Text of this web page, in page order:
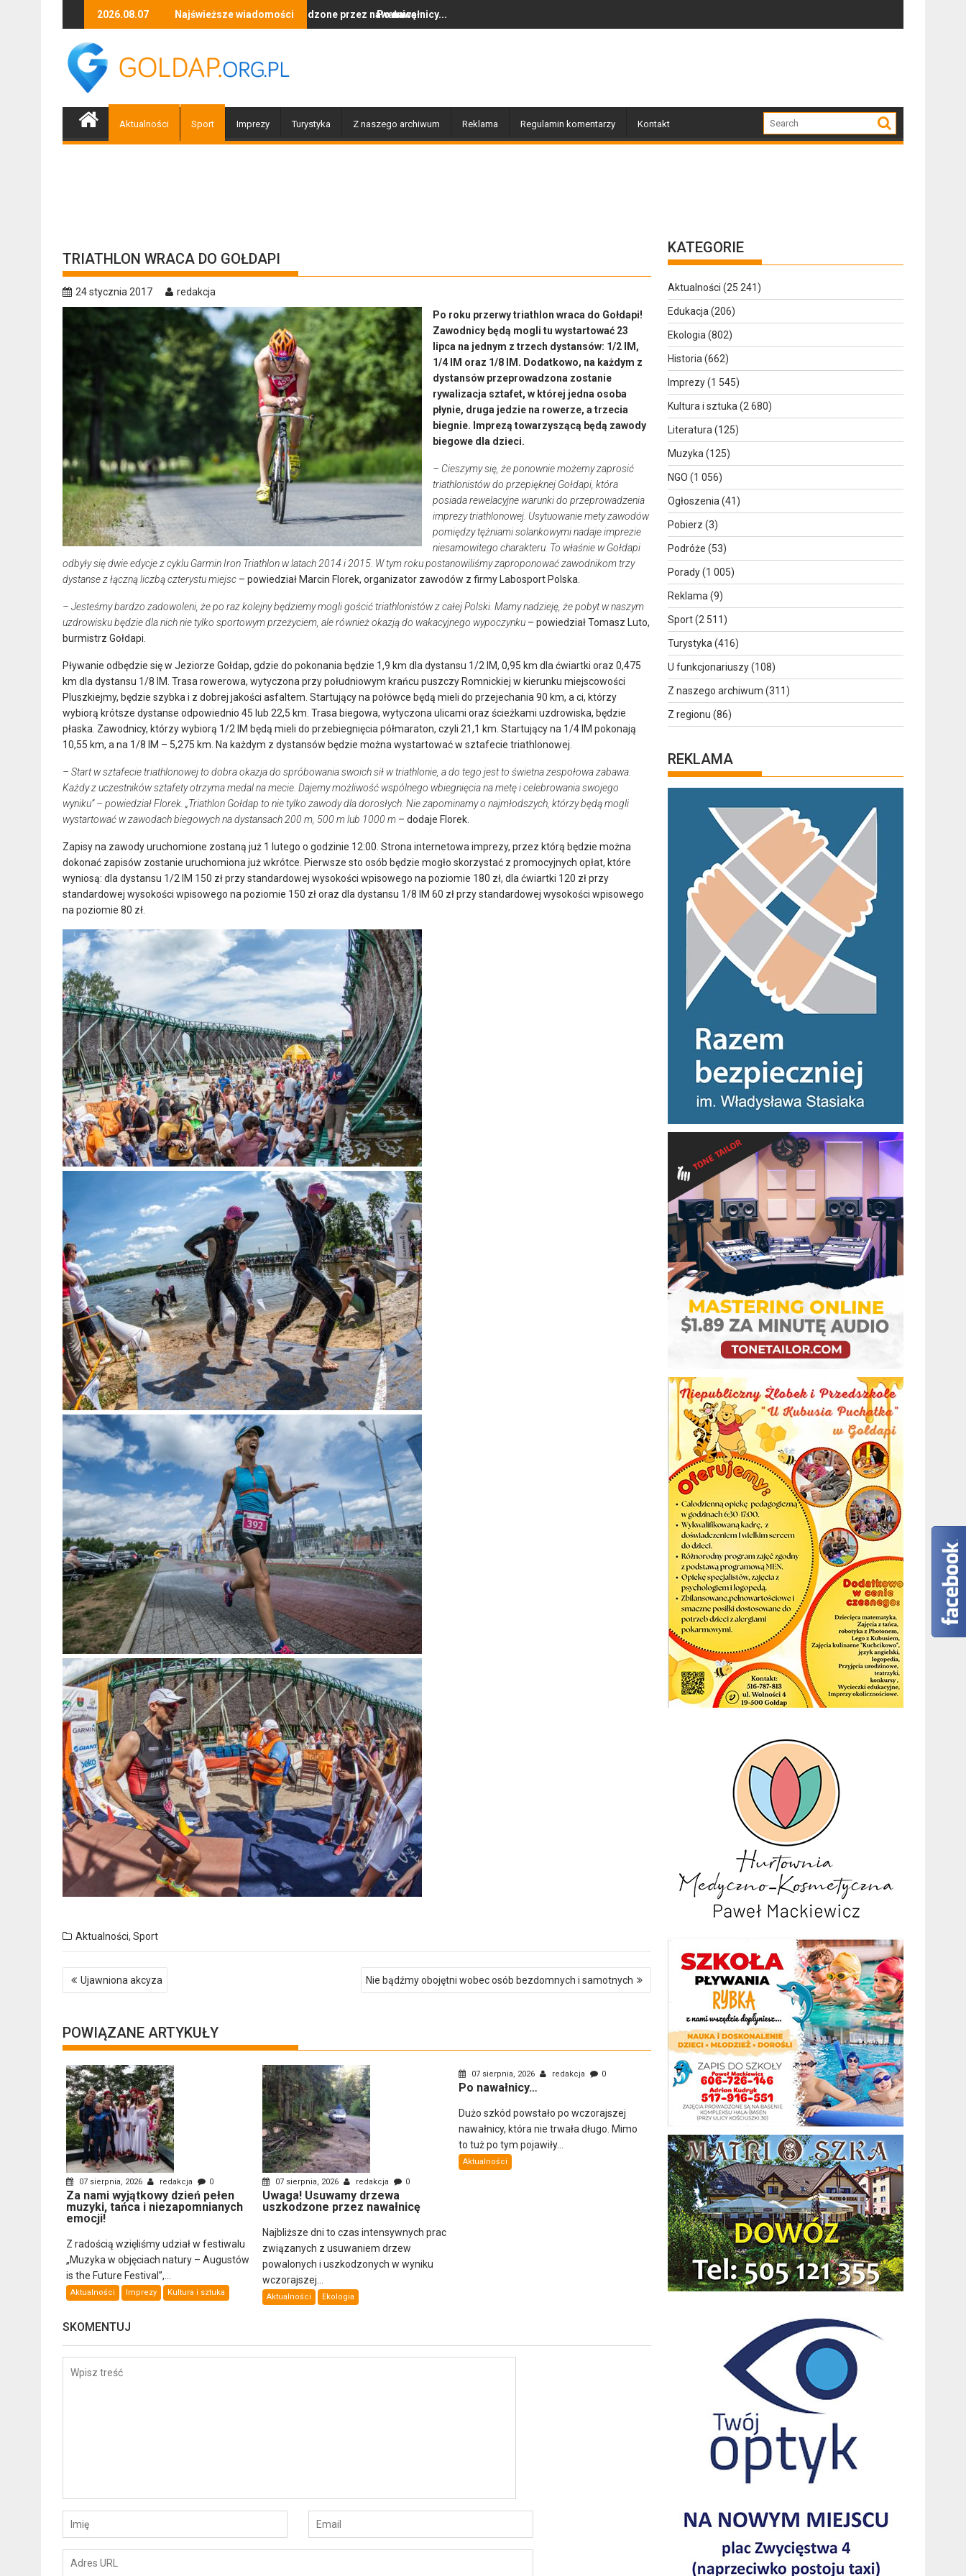
2026.08.07 Najświeższe wiadomości
tańca i niezapomnianych emocji!
Uwaga! Usuwamy drzewa uszkodzone przez nawałnicę
Po nawałnicy...
Aktualności Sport Imprezy Turystyka Z naszego archiwum Reklama Regulamin komentarzy Kontakt
TRIATHLON WRACA DO GOŁDAPI
24 stycznia 2017
redakcja
Po roku przerwy triathlon wraca do Gołdapi!
Zawodnicy będą mogli tu wystartować 23
lipca na jednym z trzech dystansów: 1/2 IM,
1/4 IM oraz 1/8 IM. Dodatkowo, na każdym z
dystansów przeprowadzona zostanie
rywalizacja sztafet, w której jedna osoba
płynie, druga jedzie na rowerze, a trzecia
biegnie. Imprezą towarzyszącą będą zawody
biegowe dla dzieci.
– Cieszymy się, że ponownie możemy zaprosić
triathlonistów do przepięknej Gołdapi, która
posiada rewelacyjne warunki do przeprowadzenia
imprezy triathlonowej. Usytuowanie mety zawodów
pomiędzy tężniami solankowymi nadaje imprezie
niesamowitego charakteru. To właśnie w Gołdapi
odbyły się dwie edycje z cyklu Garmin Iron Triathlon w latach 2014 i 2015. W tym roku postanowiliśmy zaproponować zawodnikom trzy
dystanse z łączną liczbą czterystu miejsc – powiedział Marcin Florek, organizator zawodów z firmy Labosport Polska.
– Jesteśmy bardzo zadowoleni, że po raz kolejny będziemy mogli gościć triathlonistów z całej Polski. Mamy nadzieję, że pobyt w naszym
uzdrowisku będzie dla nich nie tylko sportowym przeżyciem, ale również okazją do wakacyjnego wypoczynku – powiedział Tomasz Luto,
burmistrz Gołdapi.
Pływanie odbędzie się w Jeziorze Gołdap, gdzie do pokonania będzie 1,9 km dla dystansu 1/2 IM, 0,95 km dla ćwiartki oraz 0,475
km dla dystansu 1/8 IM. Trasa rowerowa, wytyczona przy południowym krańcu puszczy Romnickiej w kierunku miejscowości
Pluszkiejmy, będzie szybka i z dobrej jakości asfaltem. Startujący na połówce będą mieli do przejechania 90 km, a ci, którzy
wybiorą krótsze dystanse odpowiednio 45 lub 22,5 km. Trasa biegowa, wytyczona ulicami oraz ścieżkami uzdrowiska, będzie
płaska. Zawodnicy, którzy wybiorą 1/2 IM będą mieli do przebiegnięcia półmaraton, czyli 21,1 km. Startujący na 1/4 IM pokonają
10,55 km, a na 1/8 IM – 5,275 km. Na każdym z dystansów będzie można wystartować w sztafecie triathlonowej.
– Start w sztafecie triathlonowej to dobra okazja do spróbowania swoich sił w triathlonie, a do tego jest to świetna zespołowa zabawa.
Każdy z uczestników sztafety otrzyma medal na mecie. Dajemy możliwość wspólnego wbiegnięcia na metę i celebrowania swojego
wyniku” – powiedział Florek. „Triathlon Gołdap to nie tylko zawody dla dorosłych. Nie zapominamy o najmłodszych, którzy będą mogli
wystartować w zawodach biegowych na dystansach 200 m, 500 m lub 1000 m – dodaje Florek.
Zapisy na zawody uruchomione zostaną już 1 lutego o godzinie 12:00. Strona internetowa imprezy, przez którą będzie można
dokonać zapisów zostanie uruchomiona już wkrótce. Pierwsze sto osób będzie mogło skorzystać z promocyjnych opłat, które
wyniosą: dla dystansu 1/2 IM 150 zł przy standardowej wysokości wpisowego na poziomie 180 zł, dla ćwiartki 120 zł przy
standardowej wysokości wpisowego na poziomie 150 zł oraz dla dystansu 1/8 IM 60 zł przy standardowej wysokości wpisowego
na poziomie 80 zł.
Aktualności, Sport
Nawigacja
wpisu
Ujawniona akcyza Nie bądźmy obojętni wobec osób bezdomnych i samotnych
POWIĄZANE ARTYKUŁY
07 sierpnia, 2026 redakcja 0
Za nami wyjątkowy dzień pełen
muzyki, tańca i niezapomnianych
emocji!
Z radością wzięliśmy udział w festiwalu
„Muzyka w objęciach natury – Augustów
is the Future Festival”,...
Aktualności Imprezy Kultura i sztuka
07 sierpnia, 2026 redakcja 0
Uwaga! Usuwamy drzewa
uszkodzone przez nawałnicę
Najbliższe dni to czas intensywnych prac
związanych z usuwaniem drzew
powalonych i uszkodzonych w wyniku
wczorajszej...
Aktualności Ekologia
07 sierpnia, 2026 redakcja 0
Po nawałnicy…
Dużo szkód powstało po wczorajszej
nawałnicy, która nie trwała długo. Mimo
to tuż po tym pojawiły...
Aktualności
SKOMENTUJ
KATEGORIE
Aktualności (25 241)
Edukacja (206)
Ekologia (802)
Historia (662)
Imprezy(1 545)
Kultura i sztuka (2 680)
Literatura (125)
Muzyka (125)
NGO (1 056)
Ogłoszenia (41)
Pobierz (3)
Podróże (53)
Porady(1 005)
Reklama (9)
Sport(2 511)
Turystyka (416)
U funkcjonariuszy(108)
Z naszego archiwum (311)
Z regionu (86)
REKLAMA